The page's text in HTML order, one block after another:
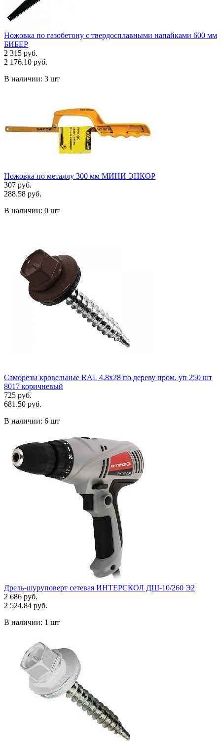
Ножовка по газобетону с твердосплавными напайками 600 мм
БИБЕР
2 315 руб.
2 176.10 руб.
В наличии: 3 шт
Ножовка по металлу 300 мм МИНИ ЭНКОР
307 руб.
288.58 руб.
В наличии: 0 шт
Саморезы кровельные RAL 4,8х28 по дереву пром. уп 250 шт
8017 коричневый
725 руб.
681.50 руб.
В наличии: 6 шт
Дрель-шуруповерт сетевая ИНТЕРСКОЛ ДШ-10/260 Э2
2 686 руб.
2 524.84 руб.
В наличии: 1 шт